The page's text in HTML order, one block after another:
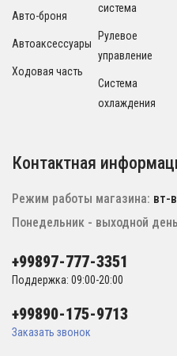
Авто-броня
Автоаксессуары
Ходовая часть
система
Рулевое
управление
Система
охлаждения
Контактная
Режим работы магазина: вт-
Понедельник - выходной день
+99897-777-3351
Поддержка: 09:00-20:00
+99890-175-9713
Заказать звонок